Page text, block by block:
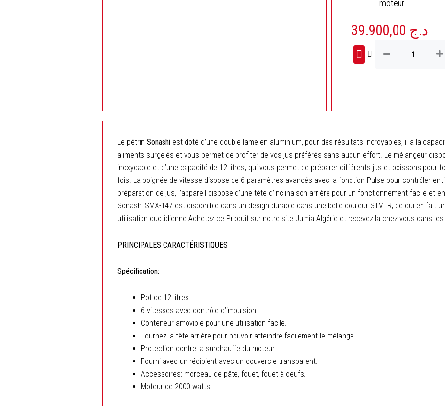
moteur.
د.ج
12
L
2000
W
Sonashi
SMX-
147
Le pétrin Sonashi est doté d’une double lame en aluminium, pour des résultats incroyables, il a la
aliments surgelés et vous permet de profiter de vos jus préférés sans aucun effort. Le mélangeur
inoxydable et d’une capacité de 12 litres, qui vous permet de préparer différents jus et boissons pour
fois. La poignée de vitesse dispose de 6 paramètres avancés avec la fonction Pulse pour contrôler
préparation de jus, l’appareil dispose d’une tête d’inclinaison arrière pour un fonctionnement facile et
Sonashi SMX-147 est disponible dans un design durable dans une belle couleur SILVER, ce qui en fait
utilisation quotidienne.Achetez ce Produit sur notre site Jumia Algérie et recevez la chez vous dans
PRINCIPALES CARACTÉRISTIQUES
Spécification:
Pot de 12 litres.
6 vitesses avec contrôle d’impulsion.
Conteneur amovible pour une utilisation facile.
Tournez la tête arrière pour pouvoir atteindre facilement le mélange.
Protection contre la surchauffe du moteur.
Fourni avec un récipient avec un couvercle transparent.
Accessoires: morceau de pâte, fouet, fouet à oeufs.
Moteur de 2000 watts